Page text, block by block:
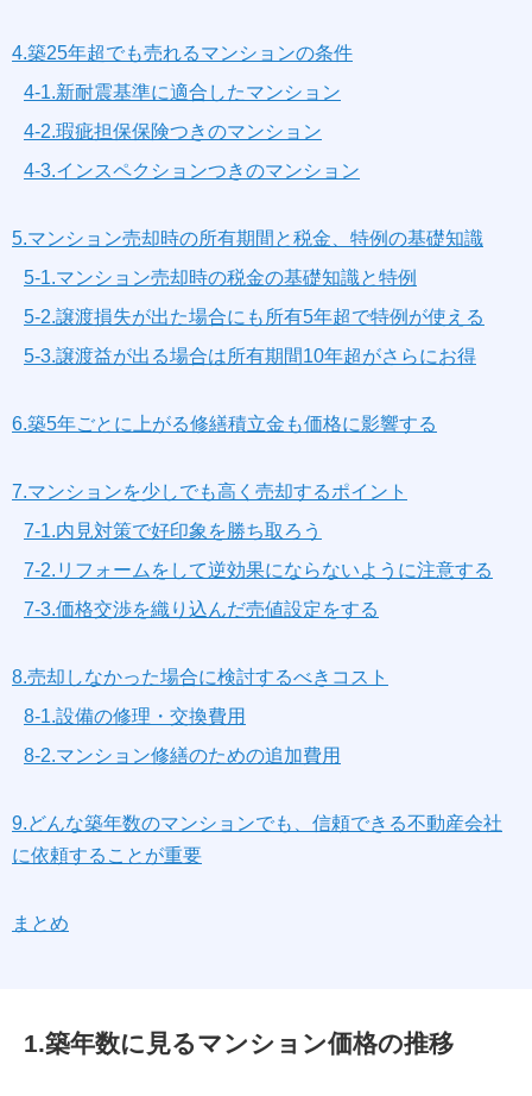
4.築25年超でも売れるマンションの条件
4-1.新耐震基準に適合したマンション
4-2.瑕疵担保保険つきのマンション
4-3.インスペクションつきのマンション
5.マンション売却時の所有期間と税金、特例の基礎知識
5-1.マンション売却時の税金の基礎知識と特例
5-2.譲渡損失が出た場合にも所有5年超で特例が使える
5-3.譲渡益が出る場合は所有期間10年超がさらにお得
6.築5年ごとに上がる修繕積立金も価格に影響する
7.マンションを少しでも高く売却するポイント
7-1.内見対策で好印象を勝ち取ろう
7-2.リフォームをして逆効果にならないように注意する
7-3.価格交渉を織り込んだ売値設定をする
8.売却しなかった場合に検討するべきコスト
8-1.設備の修理・交換費用
8-2.マンション修繕のための追加費用
9.どんな築年数のマンションでも、信頼できる不動産会社
に依頼することが重要
まとめ
1.築年数に見るマンション価格の推移